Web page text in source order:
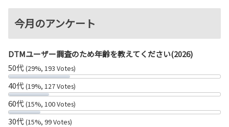
今月のアンケート
DTMユーザー調査のため年齢を教えてください(2026)
50代(29%, 193 Votes)
40代(19%, 127 Votes)
60代(15%, 100 Votes)
30代(15%, 99 Votes)